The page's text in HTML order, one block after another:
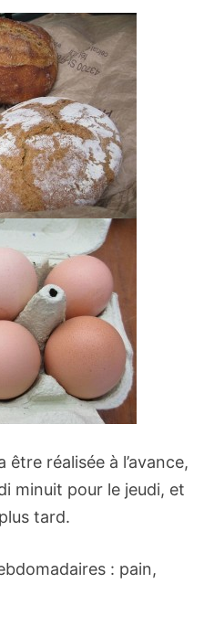
réalisée à l’avance,
minuit pour le jeudi, et
tard.
: pain,